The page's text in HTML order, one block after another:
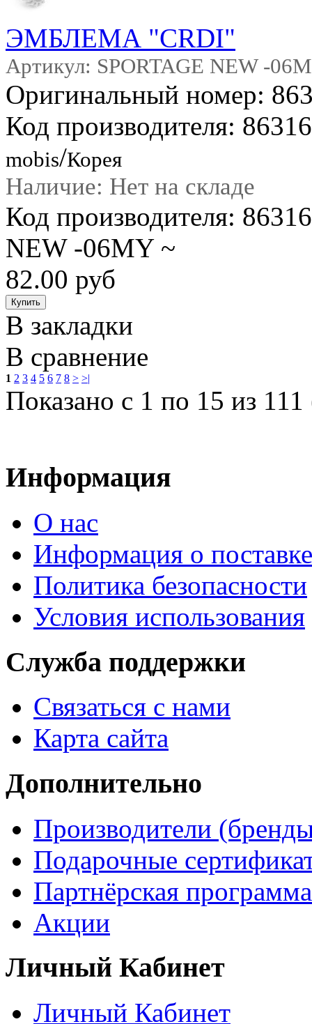
ЭМБЛЕМА "CRDI"
Артикул: SPORTAGE NEW -
Оригинальный номер:
Код производителя:
mobis/Корея
Наличие: Нет на складе
Код производителя:
NEW -06MY ~
82.00 руб
В закладки
В сравнение
1 2 3 4 5 6 7 8 > >|
Показано с 1 по 15 из 111
Информация
О нас
Информация о поставке
Политика безопасности
Условия использования
Служба поддержки
Связаться с нами
Карта сайта
Дополнительно
Производители
Подарочные
Партнёрская программа
Акции
Личный Кабинет
Личный Кабинет